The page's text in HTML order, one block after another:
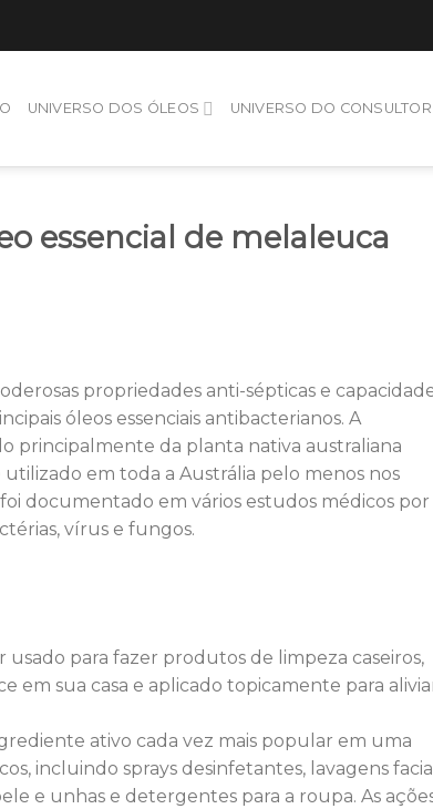
UNIVERSO DOS ÓLEOS UNIVERSO DO CONSULTOR
essencial de melaleuca
propriedades anti-sépticas e
óleos essenciais antibacterianos. A
principalmente da planta nativa australiana
em toda a Austrália pelo menos nos
documentado em vários estudos médicos por
vírus e fungos.
usado para fazer produtos de limpeza caseiros,
em sua casa e aplicado topicamente para
ativo cada vez mais popular em uma
incluindo sprays desinfetantes, lavagens
e unhas e detergentes para a roupa. As